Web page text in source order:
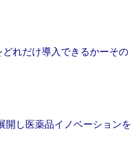
れだけ導入できるかーその
開し医薬品イノベーションを